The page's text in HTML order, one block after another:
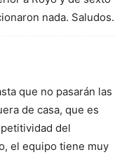
nada. Saludos.
que no pasarán las
de casa, que es
del
el equipo tiene muy